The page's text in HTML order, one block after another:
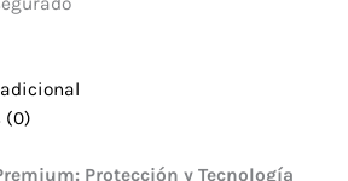
(0)
Protección y Tecnología